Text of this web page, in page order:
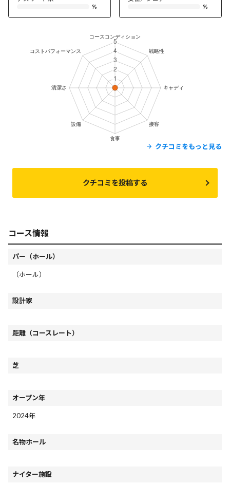
%
%
クチコミをもっと見る
クチコミを投稿する
コース情報
パー（ホール）
（ホール）
設計家
距離（コースレート）
芝
オープン年
2024年
名物ホール
ナイター施設